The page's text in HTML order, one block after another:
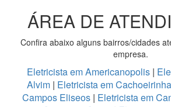
ÁREA DE
Confira abaixo alguns bairros/cidades
empresa.
Eletricista em Americanopolis |
Alvim | Eletricista em Cachoeirinha
Campos Eliseos | Eletricista em